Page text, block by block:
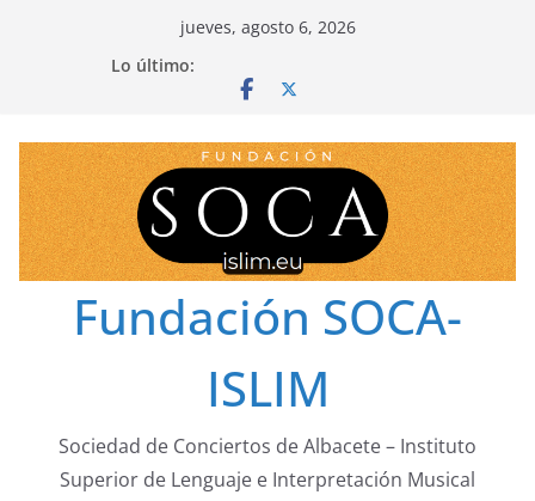
jueves, agosto 6, 2026
Lo último:
Fundación SOCA-
ISLIM
Sociedad de Conciertos de Albacete – Instituto
Superior de Lenguaje e Interpretación Musical